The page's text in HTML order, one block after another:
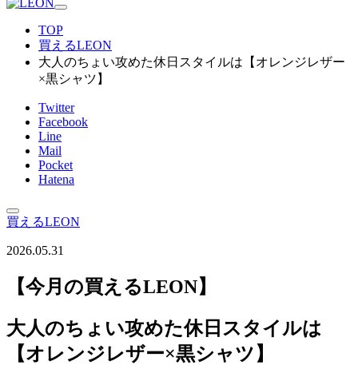
TOP
買えるLEON
大人のちょい攻めた休日スタイルは【オレンジレザー
×黒シャツ】
Twitter
Facebook
Line
Mail
Pocket
Hatena
買えるLEON
2026.05.31
【今月の買えるLEON】
大人のちょい攻めた休日スタイルは
【オレンジレザー×黒シャツ】